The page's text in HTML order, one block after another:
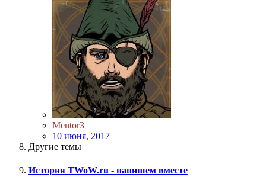
Mentor3
10 июня, 2017
Другие темы
История TWoW.ru - напишем вместе